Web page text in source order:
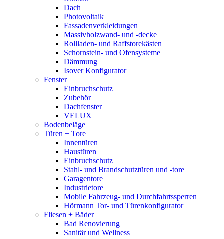
Dach
Photovoltaik
Fassadenverkleidungen
Massivholzwand- und -decke
Rollladen- und Raffstorekästen
Schornstein- und Ofensysteme
Dämmung
Isover Konfigurator
Fenster
Einbruchschutz
Zubehör
Dachfenster
VELUX
Bodenbeläge
Türen + Tore
Innentüren
Haustüren
Einbruchschutz
Stahl- und Brandschutztüren und -tore
Garagentore
Industrietore
Mobile Fahrzeug- und Durchfahrtssperren
Hörmann Tor- und Türenkonfigurator
Fliesen + Bäder
Bad Renovierung
Sanitär und Wellness